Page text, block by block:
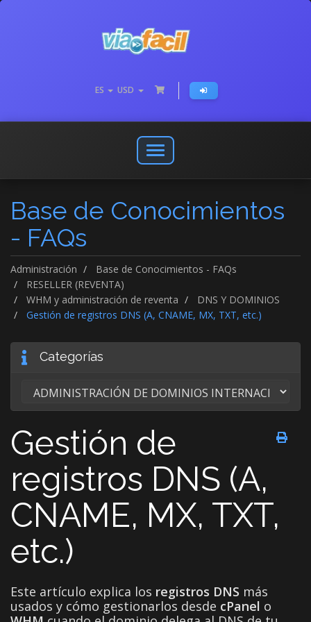
ES USD
Abrir
o
menú
de
Base de Conocimientos
- FAQs
Administración
Base de Conocimientos - FAQs
RESELLER (REVENTA)
WHM y administración de reventa
DNS Y DOMINIOS
Gestión de registros DNS (A, CNAME, MX, TXT, etc.)
Categorías
Gestión de
registros DNS (A,
CNAME, MX, TXT,
etc.)
Este artículo explica los registros DNS más
usados y cómo gestionarlos desde cPanel o